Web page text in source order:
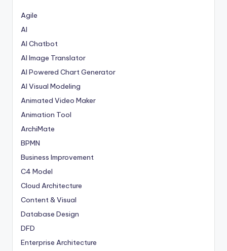
Agile
AI
AI Chatbot
AI Image Translator
AI Powered Chart Generator
AI Visual Modeling
Animated Video Maker
Animation Tool
ArchiMate
BPMN
Business Improvement
C4 Model
Cloud Architecture
Content & Visual
Database Design
DFD
Enterprise Architecture